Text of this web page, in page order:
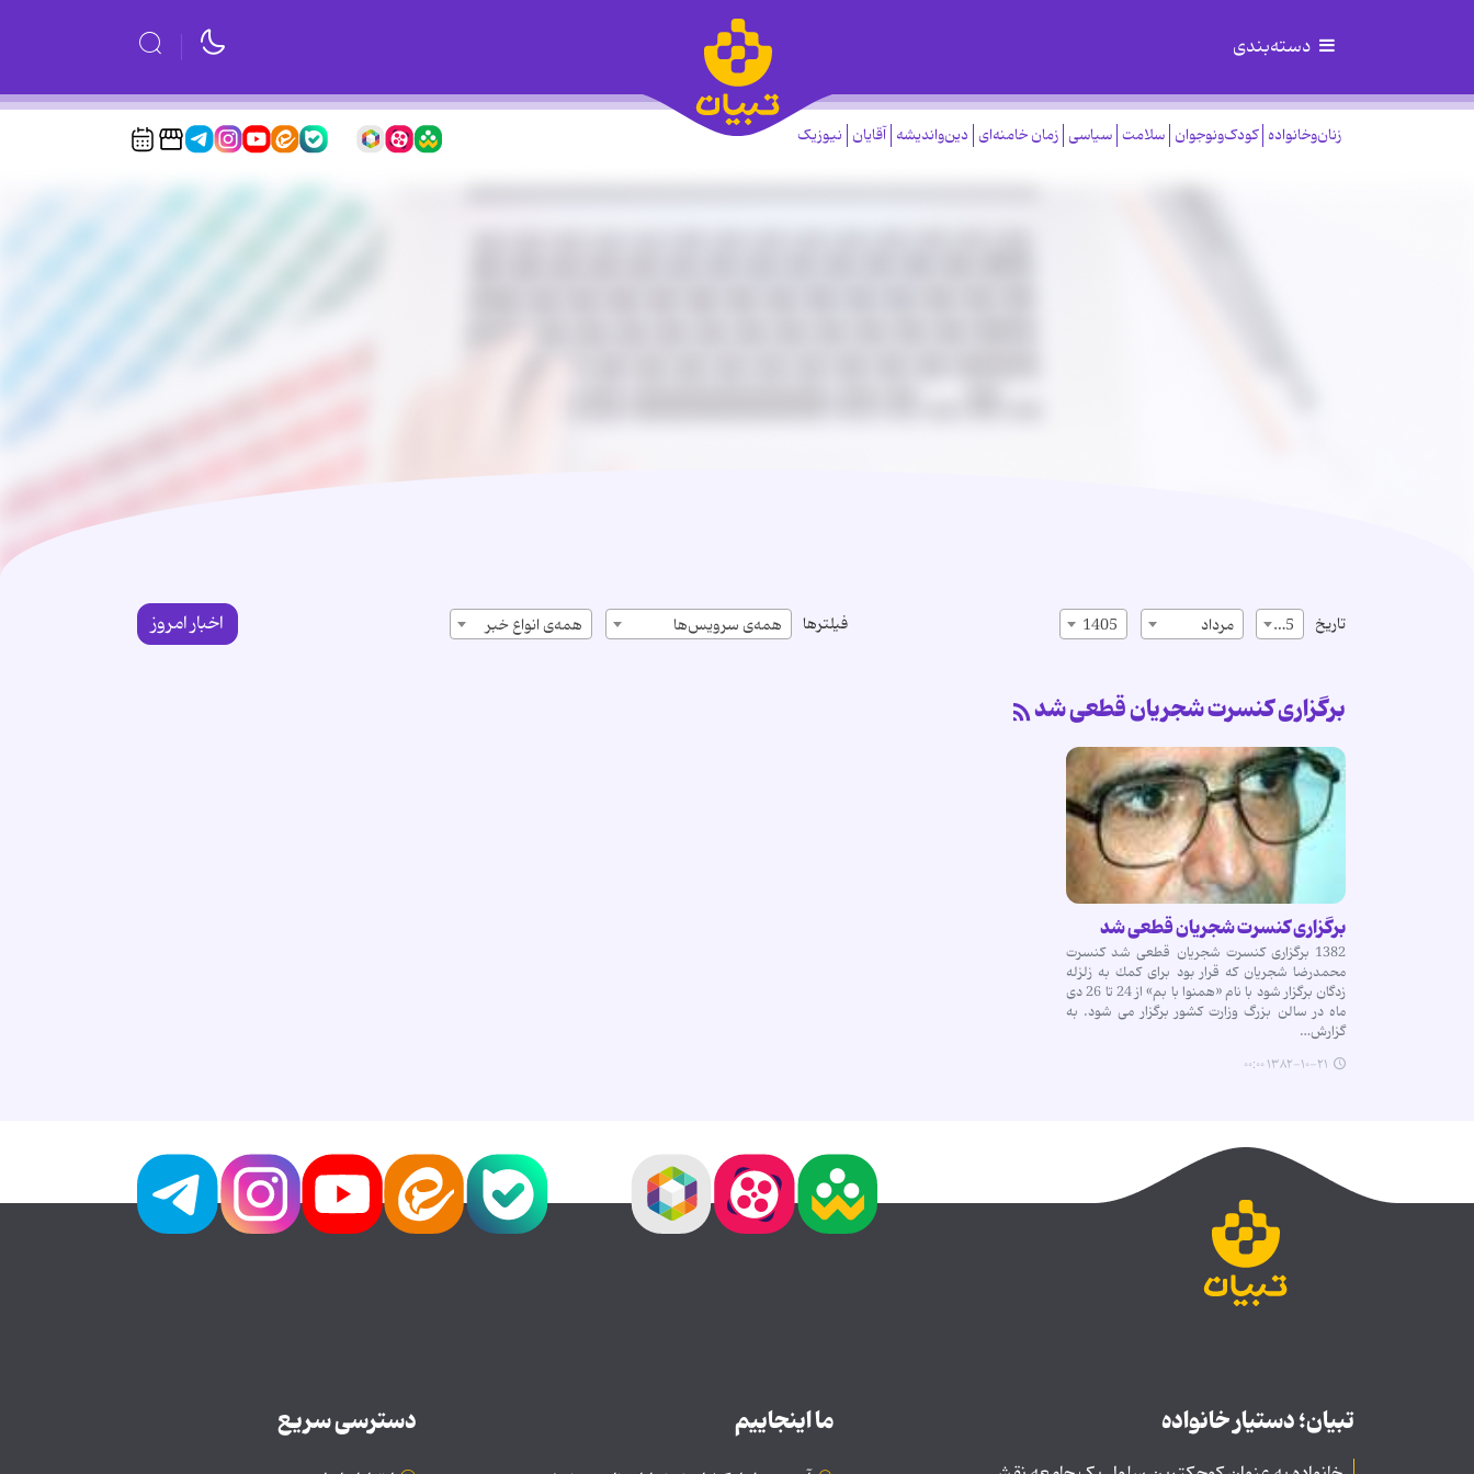
دسته‌بندی
زنان‌وخانواده کودک‌ونوجوان سلامت سیاسی زمان خامنه‌ای دین‌واندیشه آقایان نیوزیک
تاریخ 15 مرداد 1405 فیلترها همه‌ی سرویس‌ها همه‌ی انواع خبر اخبار امروز
برگزاری كنسرت شجریان قطعی شد
برگزاری كنسرت شجریان قطعی شد
1382 برگزاری كنسرت شجریان قطعی شد كنسرت
محمدرضا شجریان كه قرار بود برای كمك به زلزله
زدگان برگزار شود با نام «همنوا با بم» از 24 تا 26 دی
ماه در سالن بزرگ وزارت كشور برگزار می شود. به
گزارش…
۱۳۸۲-۱۰-۲۱ ۰۰:۰۰
تبیان؛ دستیار خانواده ما اینجاییم دسترسی سریع